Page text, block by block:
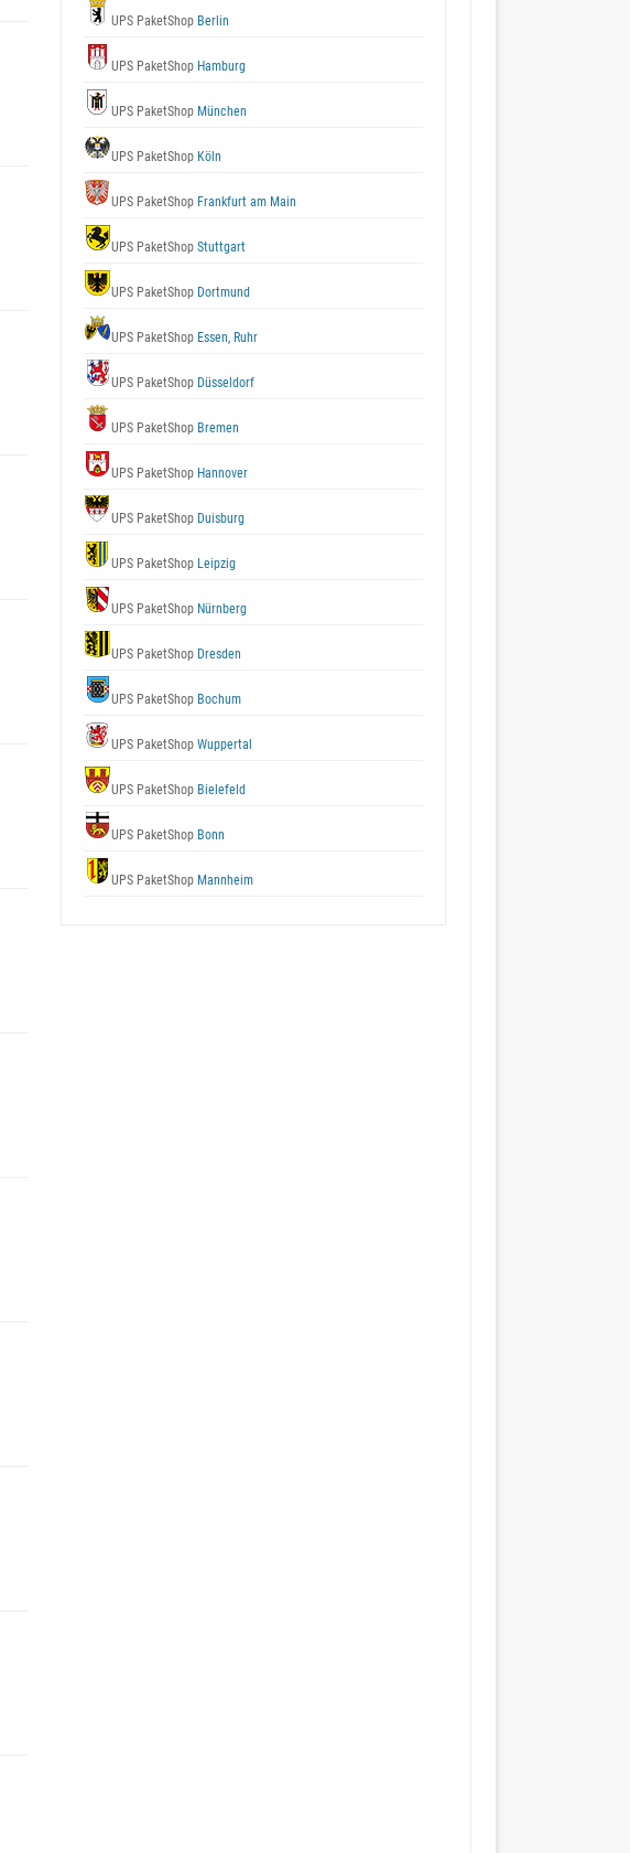
UPS PaketShop Berlin
UPS PaketShop Hamburg
UPS PaketShop München
UPS PaketShop Köln
UPS PaketShop Frankfurt am Main
UPS PaketShop Stuttgart
UPS PaketShop Dortmund
UPS PaketShop Essen, Ruhr
UPS PaketShop Düsseldorf
UPS PaketShop Bremen
UPS PaketShop Hannover
UPS PaketShop Duisburg
UPS PaketShop Leipzig
UPS PaketShop Nürnberg
UPS PaketShop Dresden
UPS PaketShop Bochum
UPS PaketShop Wuppertal
UPS PaketShop Bielefeld
UPS PaketShop Bonn
UPS PaketShop Mannheim